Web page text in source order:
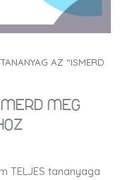
AZ “ISMERD
MEG
TELJES tananyaga